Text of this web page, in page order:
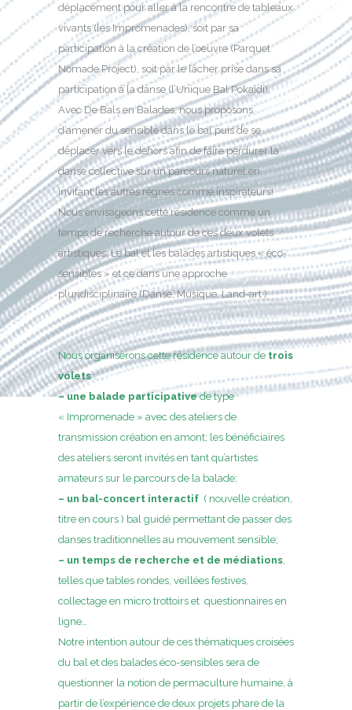
déplacement pour aller à la rencontre de tableaux
vivants (les Impromenades), soit par sa
participation à la création de l’oeuvre (Parquet
Nomade Project), soit par le lâcher prise dans sa
participation à la danse (l’Unique Bal Pokaïdi).
Avec De Bals en Balades, nous proposons
d’amener du sensible dans le bal puis de se
déplacer vers le dehors afin de faire perdurer la
danse collective sur un parcours naturel en
invitant les autres règnes comme inspirateurs!
Nous envisageons cette résidence comme un
temps de recherche autour de ces deux volets
artistiques: Le bal et les balades artistiques « éco-
sensibles » et ce dans une approche
pluridisciplinaire (Danse, Musique, Land-art )
Nous organiserons cette résidence autour de trois
volets:
– une balade participativede type
« Impromenade » avec des ateliers de
transmission création en amont; les bénéficiaires
des ateliers seront invités en tant qu’artistes
amateurs sur le parcours de la balade;
– un bal-concert interactif ( nouvelle création,
titre en cours ) bal guidé permettant de passer des
danses traditionnelles au mouvement sensible;
– un temps de recherche et de médiations
telles que tables rondes, veillées festives,
collectage en micro trottoirs et questionnaires en
ligne…
Notre intention autour de ces thématiques croisées
du bal et des balades éco-sensibles sera de
questionner la notion de permaculture humaine, à
partir de l’expérience de deux projets phare de la